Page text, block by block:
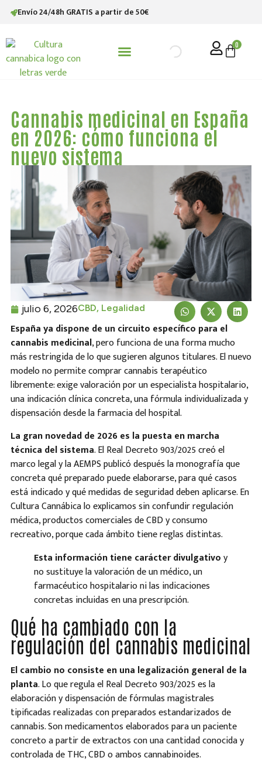
Envío 24/48h GRATIS a partir de 50€
0
Cannabis medicinal en España
en 2026: cómo funciona el
nuevo sistema
julio 6, 2026CBD, Legalidad
España ya dispone de un circuito específico para el
cannabis medicinal, pero funciona de una forma mucho
más restringida de lo que sugieren algunos titulares. El nuevo
modelo no permite comprar cannabis terapéutico
libremente: exige valoración por un especialista hospitalario,
una indicación clínica concreta, una fórmula individualizada y
dispensación desde la farmacia del hospital.
La gran novedad de 2026 es la puesta en marcha
técnica del sistema. El Real Decreto 903/2025 creó el
marco legal y la AEMPS publicó después la monografía que
concreta qué preparado puede elaborarse, para qué casos
está indicado y qué medidas de seguridad deben aplicarse. En
Cultura Cannábica lo explicamos sin confundir regulación
médica, productos comerciales de CBD y consumo
recreativo, porque cada ámbito tiene reglas distintas.
Esta información tiene carácter divulgativoy
no sustituye la valoración de un médico, un
farmacéutico hospitalario ni las indicaciones
concretas incluidas en una prescripción.
Qué ha cambiado con la
regulación del cannabis medicinal
El cambio no consiste en una legalización general de la
planta. Lo que regula el Real Decreto 903/2025 es la
elaboración y dispensación de fórmulas magistrales
tipificadas realizadas con preparados estandarizados de
cannabis. Son medicamentos elaborados para un paciente
concreto a partir de extractos con una cantidad conocida y
controlada de THC, CBD o ambos cannabinoides.